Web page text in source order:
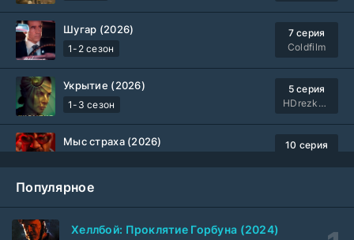
Шугар (2026)
1-2 сезон
7 серия
Coldfilm
Укрытие (2026)
1-3 сезон
5 серия
HDrezka Studio
Мыс страха (2026)
10 серия
Популярное
Хеллбой: Проклятие Горбуна (2024)